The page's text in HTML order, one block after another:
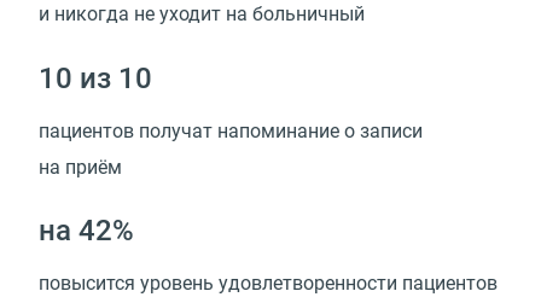
и никогда не уходит на больничный
10 из 10
пациентов получат напоминание о записи
на приём
на 42%
повысится уровень удовлетворенности пациентов